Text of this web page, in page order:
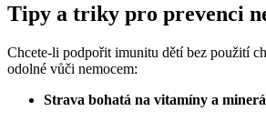
Tipy a triky pro prevenci
Chcete-li podpořit imunitu dětí bez použití
odolné vůči nemocem:
Strava bohatá na vitamíny a